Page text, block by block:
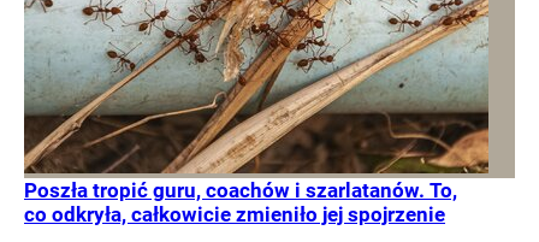
Poszła tropić guru, coachów i szarlatanów. To,
co odkryła, całkowicie zmieniło jej spojrzenie